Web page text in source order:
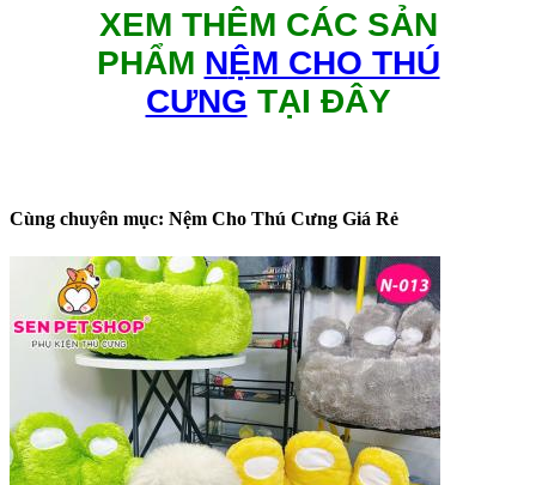
XEM THÊM CÁC SẢN
PHẨM NỆM CHO THÚ
CƯNG TẠI ĐÂY
Cùng chuyên mục: Nệm Cho Thú Cưng Giá Rẻ